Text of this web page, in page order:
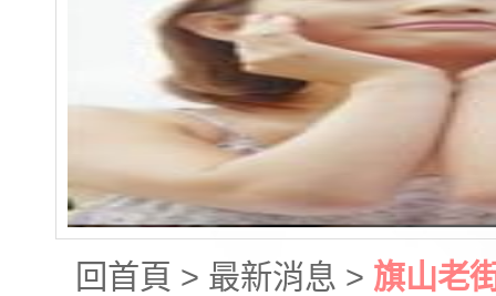
回首頁 > 最新消息 > 旗山老